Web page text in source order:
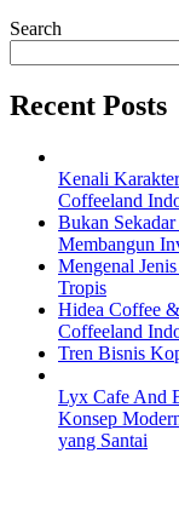
Search
Recent Posts
Kenali
Coffeeland
Bukan
Membangun
Mengenal
Tropis
Hidea Coffee
Coffeeland
Tren Bisnis
Lyx Cafe And
Konsep
yang Santai